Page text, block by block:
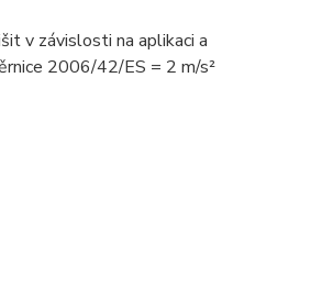
v závislosti na aplikaci a
2006/42/ES = 2 m/s²